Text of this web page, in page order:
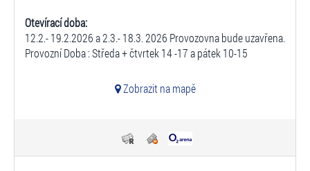
Otevírací doba:
12.2.- 19.2.2026 a 2.3.- 18.3. 2026 Provozovna bude uzavřena.
Provozní Doba : Středa + čtvrtek 14 -17 a pátek 10-15
Zobrazit na mapě